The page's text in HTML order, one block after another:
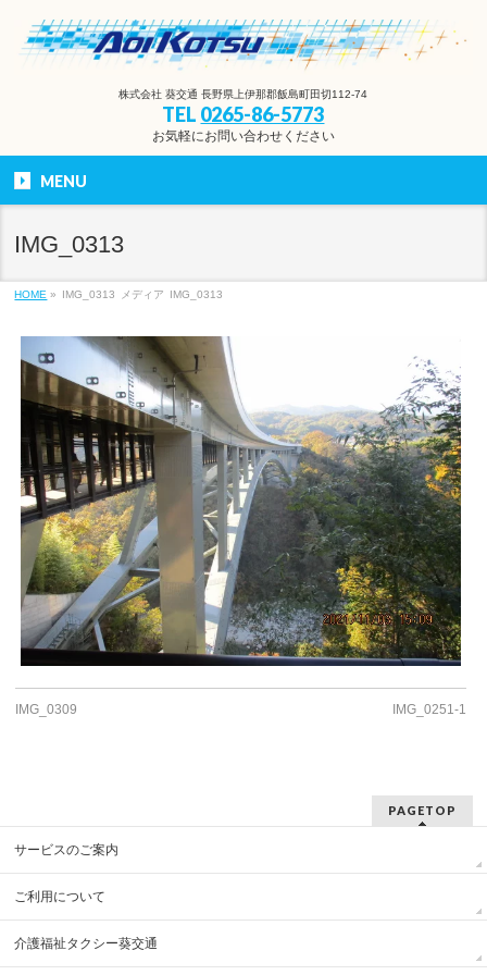
株式会社 葵交通 長野県上伊那郡飯島町田切112-74
TEL 0265-86-5773
お気軽にお問い合わせください
MENU
IMG_0313
HOME » IMG_0313 メディア IMG_0313
IMG_0309 IMG_0251-1
PAGETOP
サービスのご案内
ご利用について
介護福祉タクシー葵交通